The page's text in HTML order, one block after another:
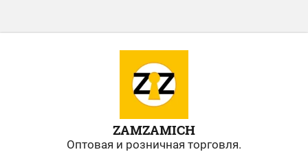
ZAMZAMICH
Оптовая и розничная торговля.